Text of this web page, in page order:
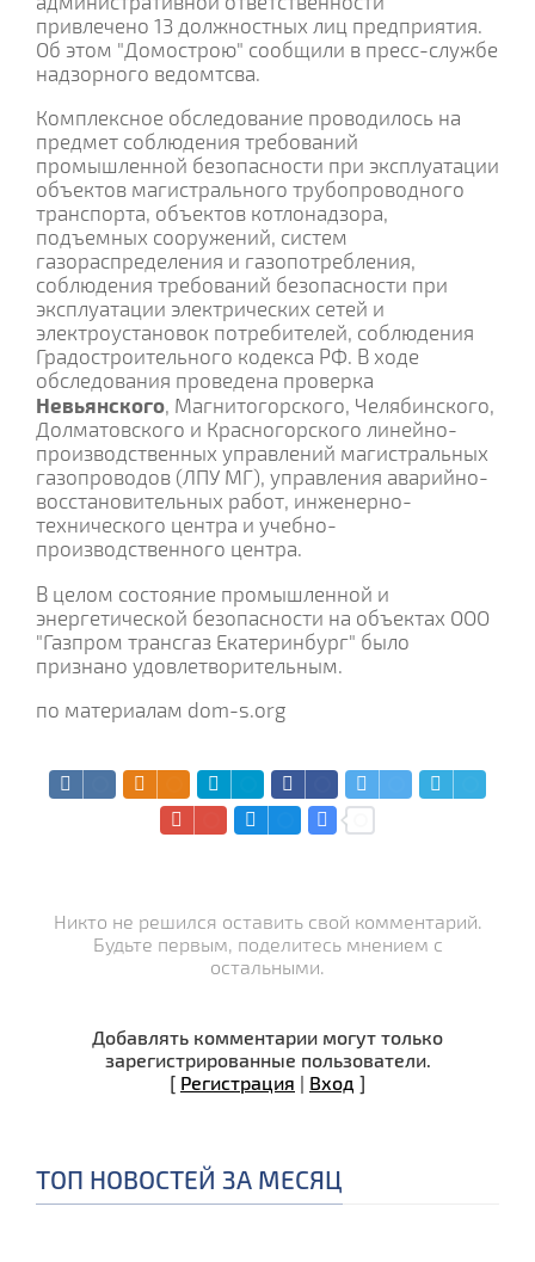
привлечено 13 должностных лиц предприятия.
Об этом "Домострою" сообщили в пресс-службе
надзорного ведомтсва.
Комплексное обследование проводилось на
предмет соблюдения требований
промышленной безопасности при эксплуатации
объектов магистрального трубопроводного
транспорта, объектов котлонадзора,
подъемных сооружений, систем
газораспределения и газопотребления,
соблюдения требований безопасности при
эксплуатации электрических сетей и
электроустановок потребителей, соблюдения
Градостроительного кодекса РФ. В ходе
обследования проведена проверка
Невьянского, Магнитогорского, Челябинского,
Долматовского и Красногорского линейно-
производственных управлений магистральных
газопроводов (ЛПУ МГ), управления аварийно-
восстановительных работ, инженерно-
технического центра и учебно-
производственного центра.
В целом состояние промышленной и
энергетической безопасности на объектах ООО
"Газпром трансгаз Екатеринбург" было
признано удовлетворительным.
по материалам dom-s.org
Никто не решился оставить свой комментарий.
Будьте первым, поделитесь мнением с
остальными.
Добавлять комментарии могут только
зарегистрированные пользователи.
[ Регистрация | Вход ]
ТОП НОВОСТЕЙ ЗА МЕСЯЦ